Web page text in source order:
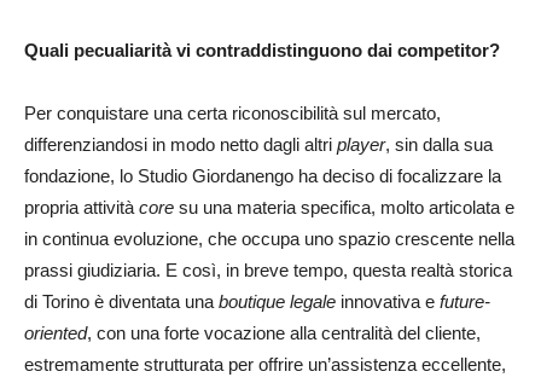
Quali pecualiarità vi contraddistinguono dai competitor?
Per conquistare una certa riconoscibilità sul mercato,
differenziandosi in modo netto dagli altri player, sin dalla sua
fondazione, lo Studio Giordanengo ha deciso di focalizzare la
propria attività core su una materia specifica, molto articolata e
in continua evoluzione, che occupa uno spazio crescente nella
prassi giudiziaria. E così, in breve tempo, questa realtà storica
di Torino è diventata una boutique legale innovativa e future-
oriented, con una forte vocazione alla centralità del cliente,
estremamente strutturata per offrire un’assistenza eccellente,